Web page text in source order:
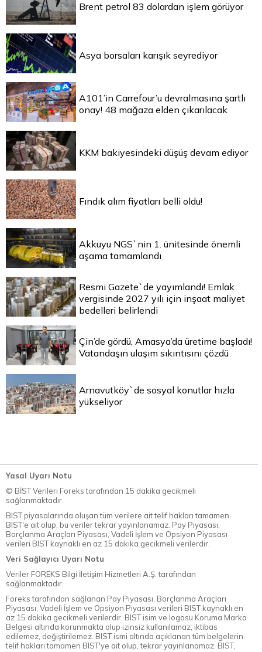
Brent petrol 83 dolardan işlem görüyor
Asya borsaları karışık seyrediyor
A101’in Carrefour’u devralmasına şartlı
onay! 48 mağaza elden çıkarılacak
KKM bakiyesindeki düşüş devam ediyor
Fındık alım fiyatları belli oldu!
Akkuyu NGS`nin 1. ünitesinde önemli
aşama tamamlandı
Resmi Gazete`de yayımlandı! Emlak
vergisinde 2027 yılı için inşaat maliyet
bedelleri belirlendi
Çin’de gördü, Amasya’da üretime başladı!
Vatandaşın ulaşım sıkıntısını çözdü
Arnavutköy`de sosyal konutlar hızla
yükseliyor
Yasal Uyarı Notu
© BİST Verileri Foreks tarafından 15 dakika gecikmeli
sağlanmaktadır.
BIST piyasalarında oluşan tüm verilere ait telif hakları tamamen
BIST'e ait olup, bu veriler tekrar yayınlanamaz. Pay Piyasası,
Borçlanma Araçları Piyasası, Vadeli İşlem ve Opsiyon Piyasası
verileri BIST kaynaklı en az 15 dakika gecikmeli verilerdir.
Veri Sağlayıcı Uyarı Notu
Veriler FOREKS Bilgi İletişim Hizmetleri A.Ş. tarafından
sağlanmaktadır.
Foreks tarafından sağlanan Pay Piyasası, Borçlanma Araçları
Piyasası, Vadeli İşlem ve Opsiyon Piyasası verileri BIST kaynaklı en
az 15 dakika gecikmeli verilerdir. BIST isim ve logosu Koruma Marka
Belgesi altında korunmakta olup izinsiz kullanılamaz, iktibas
edilemez, değiştirilemez. BIST ismi altında açıklanan tüm belgelerin
telif hakları tamamen BIST'ye ait olup, tekrar yayınlanamaz. BIST,